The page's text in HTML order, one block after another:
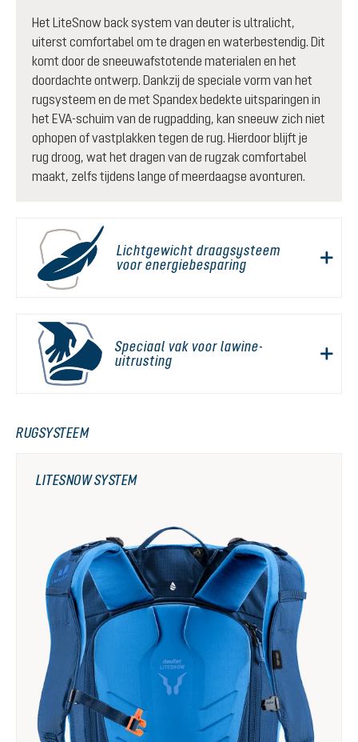
Het LiteSnow back system van deuter is ultralicht,
uiterst comfortabel om te dragen en waterbestendig. Dit
komt door de sneeuwafstotende materialen en het
doordachte ontwerp. Dankzij de speciale vorm van het
rugsysteem en de met Spandex bedekte uitsparingen in
het EVA-schuim van de rugpadding, kan sneeuw zich niet
ophopen of vastplakken tegen de rug. Hierdoor blijft je
rug droog, wat het dragen van de rugzak comfortabel
maakt, zelfs tijdens lange of meerdaagse avonturen.
Lichtgewicht draagsysteem
voor energiebesparing
Speciaal vak voor lawine-
uitrusting
RUGSYSTEEM
LITESNOW SYSTEM